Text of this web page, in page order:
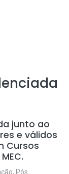
junto ao
e válidos
Cursos
Pós